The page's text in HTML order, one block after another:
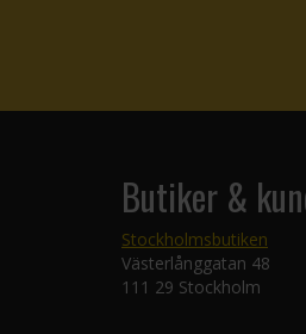
Butiker &
Stockholmsbutiken
Västerlånggatan 48
111 29 Stockholm